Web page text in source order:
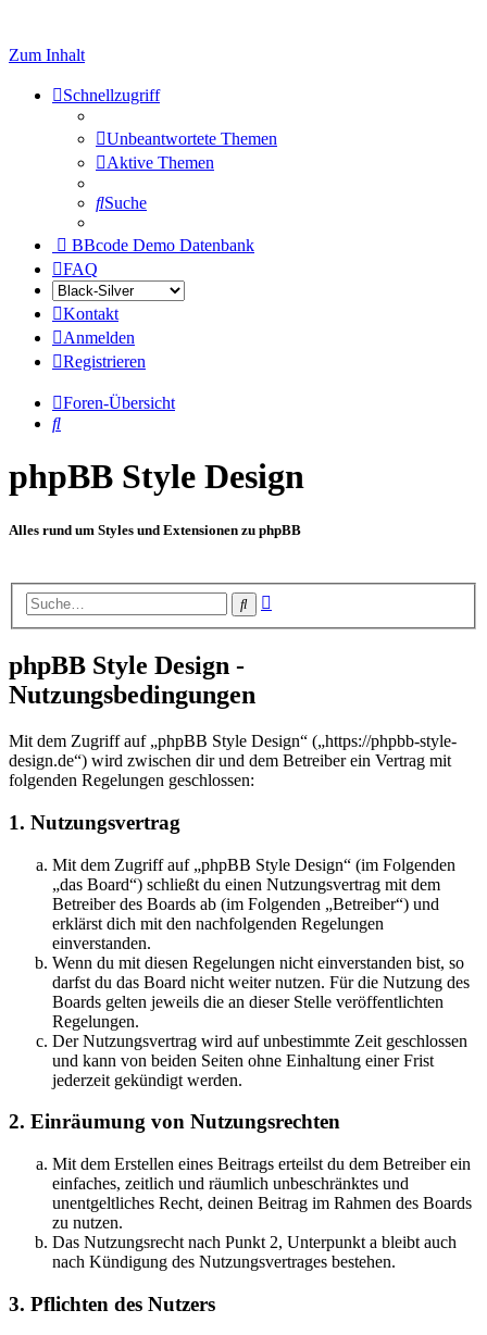
Zum Inhalt
Schnellzugriff
Unbeantwortete Themen
Aktive Themen
Suche
BBcode Demo Datenbank
FAQ
Kontakt
Anmelden
Registrieren
Foren-Übersicht
Suche
phpBB Style Design
Alles rund um Styles und Extensionen zu phpBB
Suche
phpBB Style Design -
Nutzungsbedingungen
Mit dem Zugriff auf „phpBB Style Design“ („https://phpbb-style-
design.de“) wird zwischen dir und dem Betreiber ein Vertrag mit
folgenden Regelungen geschlossen:
1. Nutzungsvertrag
Mit dem Zugriff auf „phpBB Style Design“ (im Folgenden
„das Board“) schließt du einen Nutzungsvertrag mit dem
Betreiber des Boards ab (im Folgenden „Betreiber“) und
erklärst dich mit den nachfolgenden Regelungen
einverstanden.
Wenn du mit diesen Regelungen nicht einverstanden bist, so
darfst du das Board nicht weiter nutzen. Für die Nutzung des
Boards gelten jeweils die an dieser Stelle veröffentlichten
Regelungen.
Der Nutzungsvertrag wird auf unbestimmte Zeit geschlossen
und kann von beiden Seiten ohne Einhaltung einer Frist
jederzeit gekündigt werden.
2. Einräumung von Nutzungsrechten
Mit dem Erstellen eines Beitrags erteilst du dem Betreiber ein
einfaches, zeitlich und räumlich unbeschränktes und
unentgeltliches Recht, deinen Beitrag im Rahmen des Boards
zu nutzen.
Das Nutzungsrecht nach Punkt 2, Unterpunkt a bleibt auch
nach Kündigung des Nutzungsvertrages bestehen.
3. Pflichten des Nutzers